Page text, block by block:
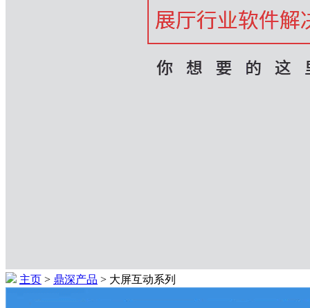
主页 > 鼎深产品 > 大屏互动系列